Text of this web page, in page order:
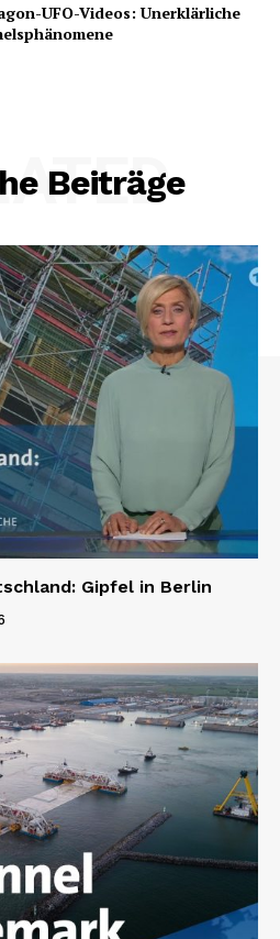
UFO-Videos: Unerklärliche
Beiträge
Gipfel in Berlin